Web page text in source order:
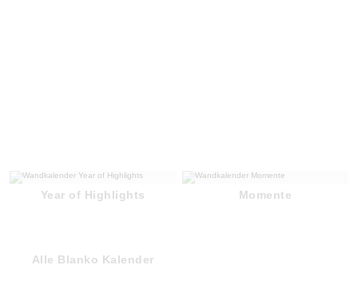
Year of Highlights Momente
Alle Blanko Kalender